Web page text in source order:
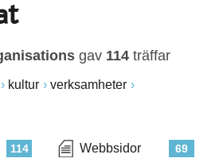
gav 114 träffar
kultur
verksamheter
114 69
Webbsidor